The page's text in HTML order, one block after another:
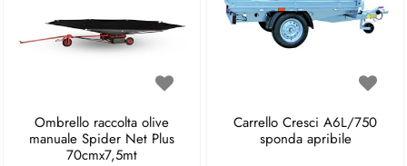
Ombrello raccolta olive
manuale Spider Net Plus
70cmx7,5mt
Carrello Cresci A6L/750
sponda apribile